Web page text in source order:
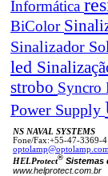
Informática
BiColor
Sinalizador
led
strobo Syncro
Power Supply
NS NAVAL SYSTEMS
Fone/Fax:+55-47-3369-
HELProtect® Sistemas
www.helprotect.com.br